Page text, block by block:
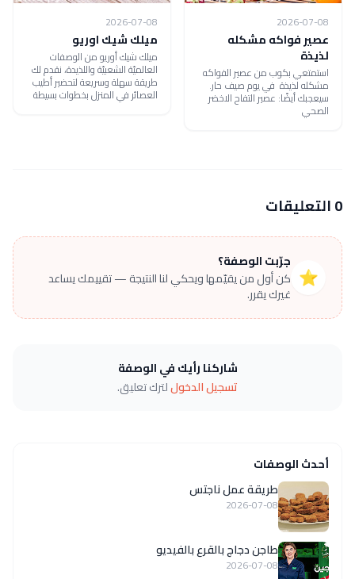
2026-07-08
عصير فواكه مشكله
لذيذة
استمتعي بكوب من عصير الفواكه
مشكله لذيذة في يوم صيف حار.
سيعجبك أيضًا: عصير التفاح الاخضر
الصحي
2026-07-08
ميلك شيك اوريو
ميلك شيك أوريو من الوصفات
العالميّة الشعبيّة واللذيدة، نقدم لك
طريقة سهلة وسريعة لتحضير أطيب
العصائر في المنزل بخطوات بسيطة
0 التعليقات
⭐
جرّبت الوصفة؟
كن أول من يقيّمها ويحكي لنا النتيجة — تقييمك يساعد
غيرك يقرر.
شاركنا رأيك في الوصفة
تسجيل الدخوللترك تعليق.
أحدث الوصفات
طريقة عمل ناجتس
2026-07-08
طاجن دجاج بالقرع بالفيديو
2026-07-08